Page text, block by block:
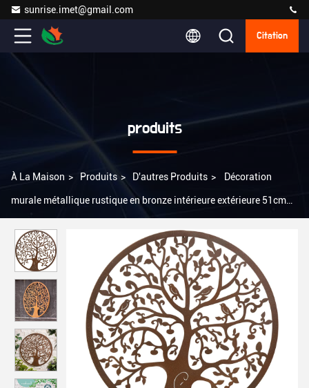
sunrise.imet@gmail.com
Citation
produits
À La Maison > Produits > D'autres Produits > Décoration
murale métallique rustique en bronze intérieure extérieure 51cm